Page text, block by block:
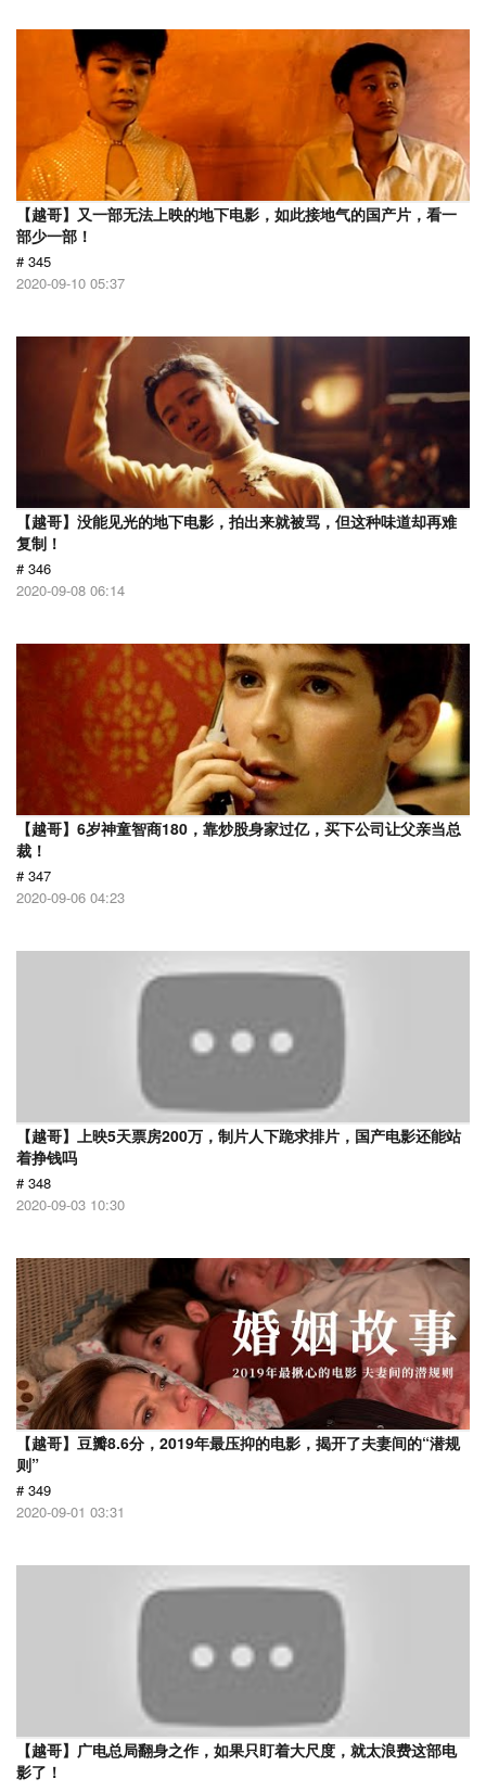
【越哥】又一部无法上映的地下电影，如此接地气的国产片，看一
部少一部！
# 345
2020-09-10 05:37
【越哥】没能见光的地下电影，拍出来就被骂，但这种味道却再难
复制！
# 346
2020-09-08 06:14
【越哥】6岁神童智商180，靠炒股身家过亿，买下公司让父亲当总
裁！
# 347
2020-09-06 04:23
【越哥】上映5天票房200万，制片人下跪求排片，国产电影还能站
着挣钱吗
# 348
2020-09-03 10:30
【越哥】豆瓣8.6分，2019年最压抑的电影，揭开了夫妻间的“潜规
则”
# 349
2020-09-01 03:31
【越哥】广电总局翻身之作，如果只盯着大尺度，就太浪费这部电
影了！